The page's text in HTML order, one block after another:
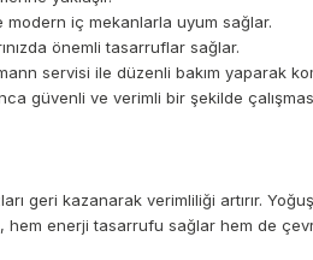
modern iç mekanlarla uyum sağlar.
önemli tasarruflar sağlar.
servisi ile düzenli bakım yaparak
güvenli ve verimli bir şekilde
geri kazanarak verimliliği artırır.
hem enerji tasarrufu sağlar hem de